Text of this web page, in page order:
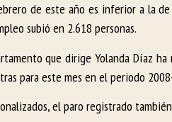
de este año es inferior a la
subió en 2.618 personas.
que dirige Yolanda Díaz
para este mes en el periodo
el paro registrado